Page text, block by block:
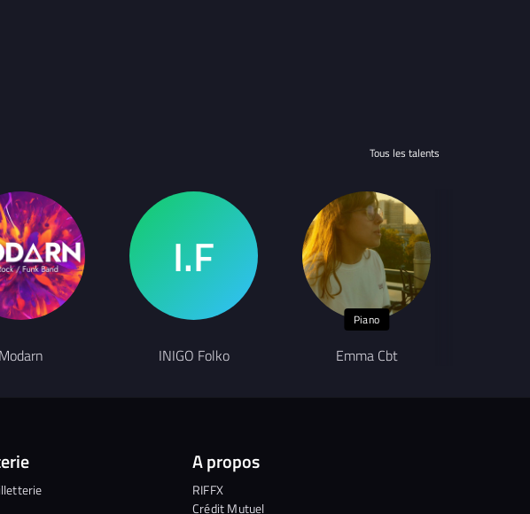
Tous les talents
Modarn INIGO Folko
Piano
Emma Cbt
A propos
RIFFX
Crédit Mutuel